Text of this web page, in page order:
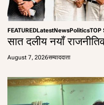
i
o
n
FEATUREDLatestNewsPoliticsTOP
सात दलीय नयाँ
August 7, 2026सम्वाददाता